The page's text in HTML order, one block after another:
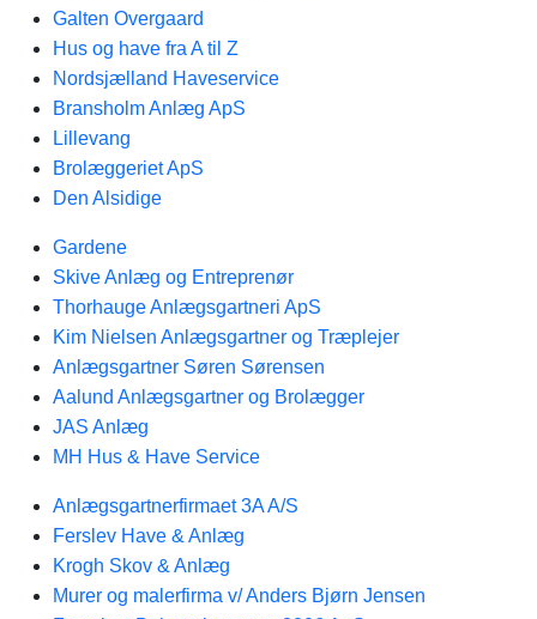
Galten Overgaard
Hus og have fra A til Z
Nordsjælland Haveservice
Bransholm Anlæg ApS
Lillevang
Brolæggeriet ApS
Den Alsidige
Gardene
Skive Anlæg og Entreprenør
Thorhauge Anlægsgartneri ApS
Kim Nielsen Anlægsgartner og Træplejer
Anlægsgartner Søren Sørensen
Aalund Anlægsgartner og Brolægger
JAS Anlæg
MH Hus & Have Service
Anlægsgartnerfirmaet 3A A/S
Ferslev Have & Anlæg
Krogh Skov & Anlæg
Murer og malerfirma v/ Anders Bjørn Jensen